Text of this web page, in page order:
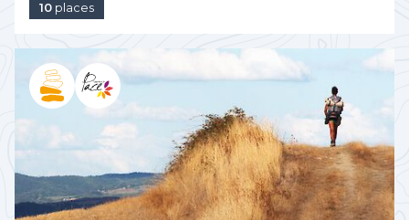
10 places